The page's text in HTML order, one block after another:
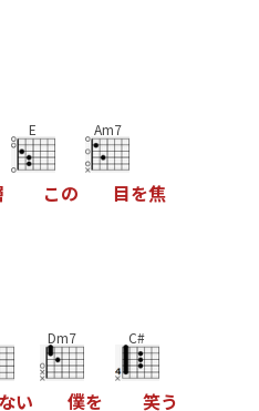
E
この
Am7
目を焦
ない
Dm7
僕を
C#
笑う